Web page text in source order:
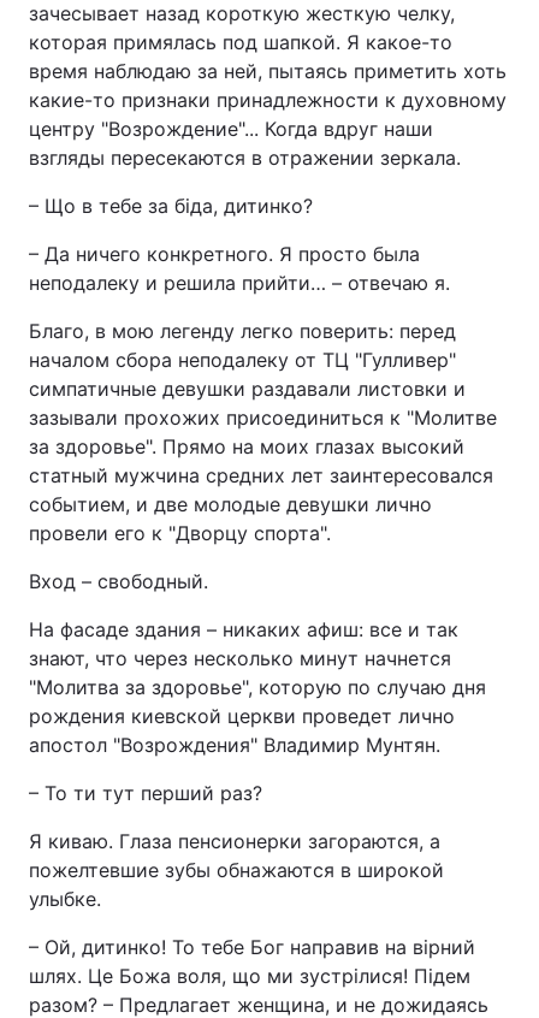
Спорт Наука
Зброя Інциденти
Цікавинки Погода
Відео з Youtube Статті
Інтерв'ю Думки
Контакти
Реклама на сайті
Моніторинг Пресцентр
зачесывает назад короткую жесткую челку,
которая примялась под шапкой. Я какое-то
время наблюдаю за ней, пытаясь приметить хоть
какие-то признаки принадлежности к духовному
центру "Возрождение"... Когда вдруг наши
взгляды пересекаются в отражении зеркала.
– Що в тебе за біда, дитинко?
– Да ничего конкретного. Я просто была
неподалеку и решила прийти… – отвечаю я.
Благо, в мою легенду легко поверить: перед
началом сбора неподалеку от ТЦ "Гулливер"
симпатичные девушки раздавали листовки и
зазывали прохожих присоединиться к "Молитве
за здоровье". Прямо на моих глазах высокий
статный мужчина средних лет заинтересовался
событием, и две молодые девушки лично
провели его к "Дворцу спорта".
Вход – свободный.
На фасаде здания – никаких афиш: все и так
знают, что через несколько минут начнется
"Молитва за здоровье", которую по случаю дня
рождения киевской церкви проведет лично
апостол "Возрождения" Владимир Мунтян.
– То ти тут перший раз?
Я киваю. Глаза пенсионерки загораются, а
пожелтевшие зубы обнажаются в широкой
улыбке.
– Ой, дитинко! То тебе Бог направив на вірний
шлях. Це Божа воля, що ми зустрілися! Підем
разом? – Предлагает женщина, и не дожидаясь